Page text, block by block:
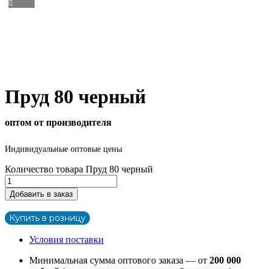
Пруд 80 черный
оптом от производителя
Индивидуальные оптовые цены
Количество товара Пруд 80 черный
Добавить в заказ
Купить в розницу
Условия поставки
Минимальная сумма оптового заказа — от 200 000